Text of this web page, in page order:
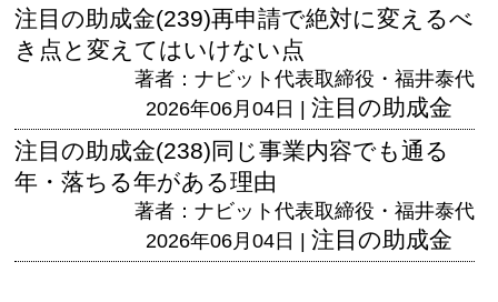
注目の助成金(239)再申請で絶対に変えるべ
き点と変えてはいけない点
著者：ナビット代表取締役・福井泰代
2026年06月04日 | 注目の助成金
注目の助成金(238)同じ事業内容でも通る
年・落ちる年がある理由
著者：ナビット代表取締役・福井泰代
2026年06月04日 | 注目の助成金